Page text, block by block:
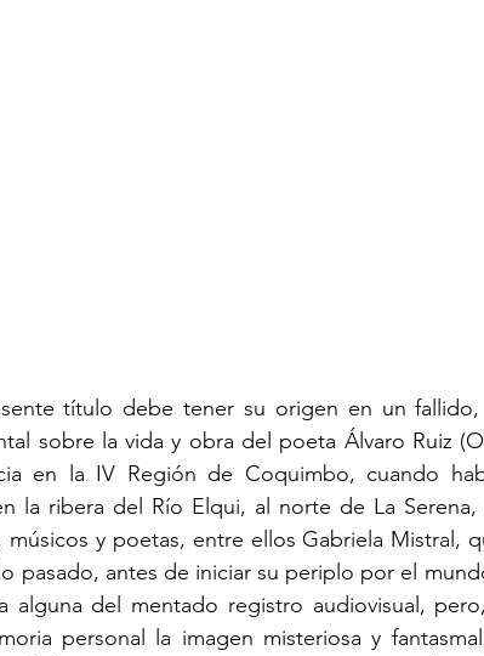
título debe tener su origen en un
sobre la vida y obra del poeta Álvaro Ruiz
en la IV Región de Coquimbo, cuando
la ribera del Río Elqui, al norte de La
músicos y poetas, entre ellos Gabriela Mistral,
pasado, antes de iniciar su periplo por el
alguna del mentado registro audiovisual,
personal la imagen misteriosa y